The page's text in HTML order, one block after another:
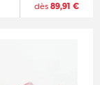
dès89,91 €